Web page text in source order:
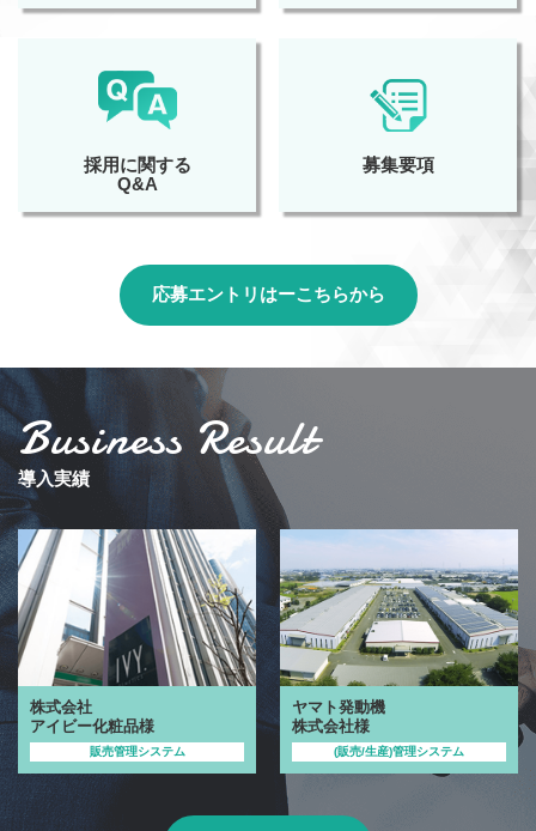
採用に関する
Q&A
募集要項
応募エントリはーこちらから
Business Result
導入実績
株式会社
アイビー化粧品様
販売管理システム
ヤマト発動機
株式会社様
(販売/生産)管理システム